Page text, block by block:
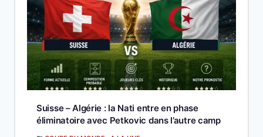
Suisse – Algérie : la Nati entre en phase
éliminatoire avec Petkovic dans l’autre camp